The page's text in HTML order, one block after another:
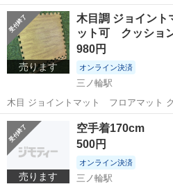
ウン木目 リモコン付き
東京 荒川区 三ノ輪駅 季節、
売ります
木目調 ジョイン
ット可 クッシ
980円
オンライン決済
三ノ輪駅
木目 ジョイントマット フロアマット
カーペット 大判 60cm x 60cm 10枚 サ
18mm おしゃれな木目調
東京 三ノ輪駅
フロアマット
売ります
空手着170cm
500円
オンライン決済
三ノ輪駅